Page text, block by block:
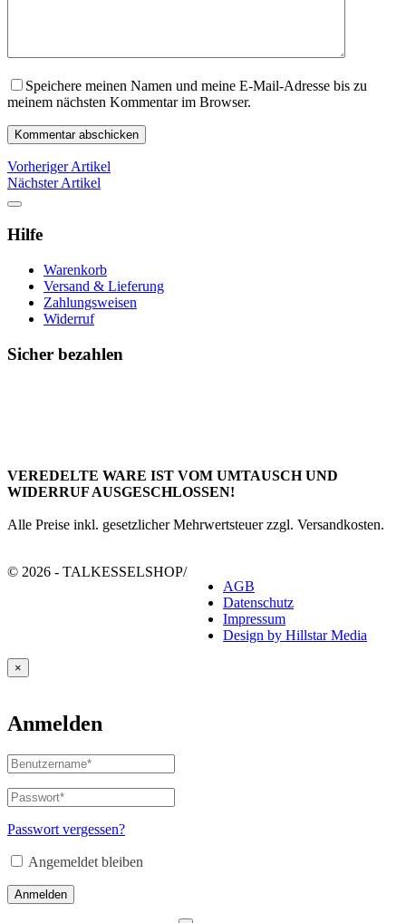
Speichere meinen Namen und meine E-Mail-Adresse bis zu
meinem nächsten Kommentar im Browser.
Vorheriger Artikel
Nächster Artikel
Hilfe
Warenkorb
Versand & Lieferung
Zahlungsweisen
Widerruf
Sicher bezahlen
VEREDELTE WARE IST VOM UMTAUSCH UND
WIDERRUF AUSGESCHLOSSEN!
Alle Preise inkl. gesetzlicher Mehrwertsteuer zzgl. Versandkosten.
© 2026 - TALKESSELSHOP/
AGB
Datenschutz
Impressum
Design by Hillstar Media
×
Anmelden
Benutzername
oder
E-
Mail-
Adresse*
Passwort*
Erforderlich
Passwort vergessen?
Angemeldet bleiben
Anmelden